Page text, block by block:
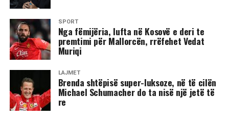
SPORT
​Nga fëmijëria, lufta në Kosovë e deri te
premtimi për Mallorcën, rrëfehet Vedat
Muriqi
LAJMET
Brenda shtëpisë super-luksoze, në të cilën
Michael Schumacher do ta nisë një jetë të
re